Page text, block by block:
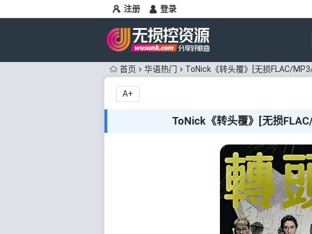
注册 登录
首页 华语热门 ToNick《转头覆》[无损FLAC/
ToNick《转头覆》[无损
A+